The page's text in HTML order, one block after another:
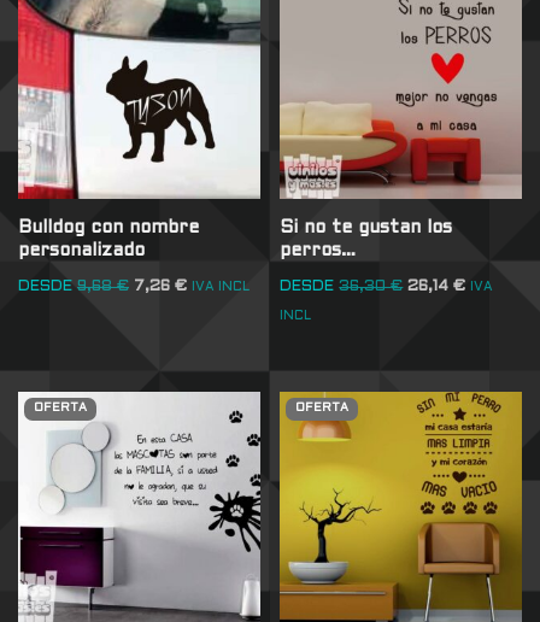
Bulldog con nombre
personalizado
DESDE 9,68€ 7,26 € IVA INCL
Si no te gustan los
perros…
DESDE 36,30€ 26,14€ IVA
INCL
OFERTA OFERTA